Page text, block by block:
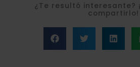
¿Te resultó interesante?
compartirlo!